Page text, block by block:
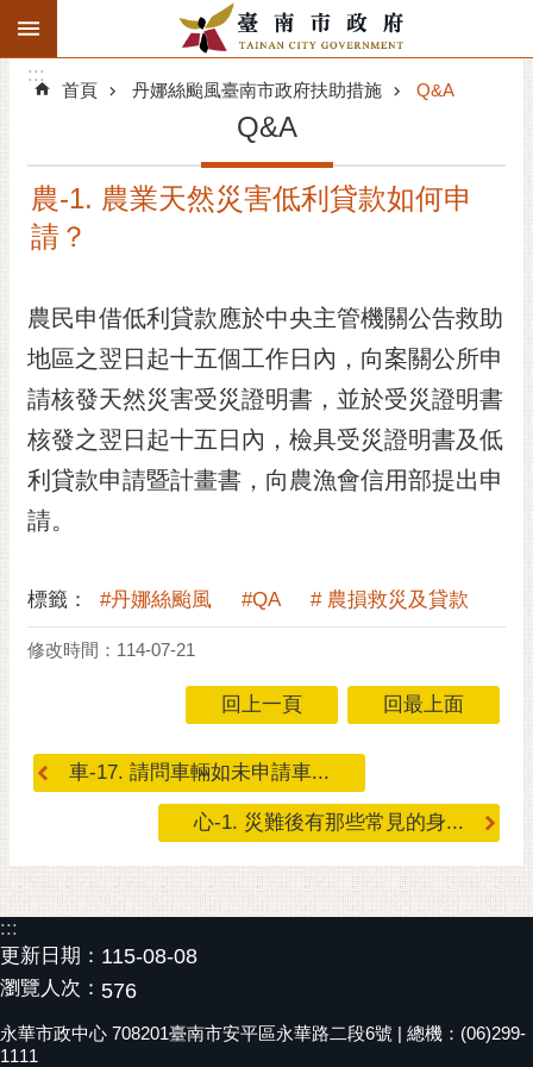
跳到主要內容區塊
搜
階
精彩府城
市府團隊
主題服務
市政資訊
市民互動
偉
螢
泉
桐
導
覽
訂
:::
:::
首頁 丹娜絲颱風臺南市政府扶助措施 Q&A
Q&A
農-1. 農業天然災害低利貸款如何申
請？
農民申借低利貸款應於中央主管機關公告救助
地區之翌日起十五個工作日內，向案關公所申
請核發天然災害受災證明書，並於受災證明書
核發之翌日起十五日內，檢具受災證明書及低
利貸款申請暨計畫書，向農漁會信用部提出申
請。
標籤： #丹娜絲颱風 #QA # 農損救災及貸款
修改時間：114-07-21
回上一頁 回最上面
車-17. 請問車輛如未申請車...
心-1. 災難後有那些常見的身...
:::
更新日期： 115-08-08
瀏覽人次： 576
永華市政中心 708201臺南市安平區永華路二段6號 | 總機：(06)299-
1111